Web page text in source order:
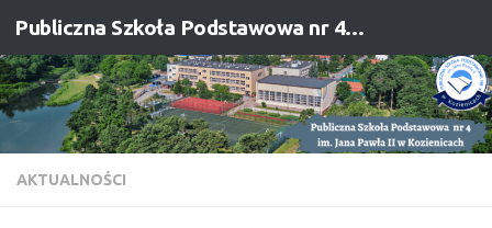
Przejdź do treści Publiczna Szkoła Podstawowa nr 4 im. Jana Pawła II w Kozienicach
AKTUALNOŚCI